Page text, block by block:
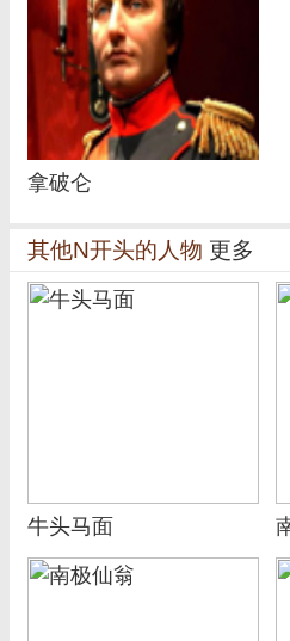
拿破仑
其他N开头的人物 更多
牛头马面